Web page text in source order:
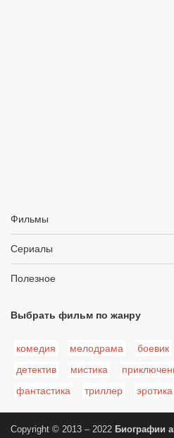
Фильмы
Сериалы
Полезное
Выбрать фильм по жанру
комедия мелодрама боевик
детектив
мистика
фантастика
триллер эротика
Copyright © 2013 – 2022 Биографии